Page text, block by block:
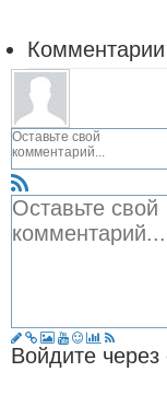
Войдите